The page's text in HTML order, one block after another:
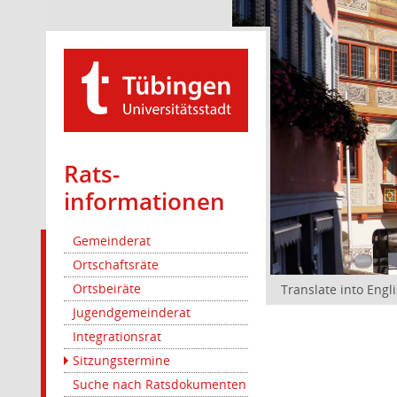
Rats­
informationen
Gemeinderat
Ortschaftsräte
Ortsbeiräte
Jugendgemeinderat
Integrationsrat
Sitzungstermine
Suche nach Ratsdokumenten
Translate into